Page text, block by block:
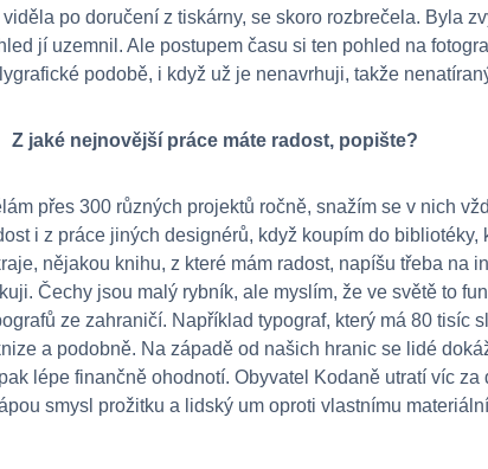
viděla po doručení z tiskárny, se skoro rozbrečela. Byla
jí uzemnil. Ale postupem času si ten pohled na
podobě, i když už je nenavrhuji, takže
jaké nejnovější práce máte radost, popište?
přes 300 různých projektů ročně, snažím se v nich
i z práce jiných designérů, když koupím do
nějakou knihu, z které mám radost, napíšu třeba na
Čechy jsou malý rybník, ale myslím, že ve světě to
ze zahraničí. Například typograf, který má 80 tisíc
a podobně. Na západě od našich hranic se lidé
lépe finančně ohodnotí. Obyvatel Kodaně utratí víc
smysl prožitku a lidský um oproti vlastnímu